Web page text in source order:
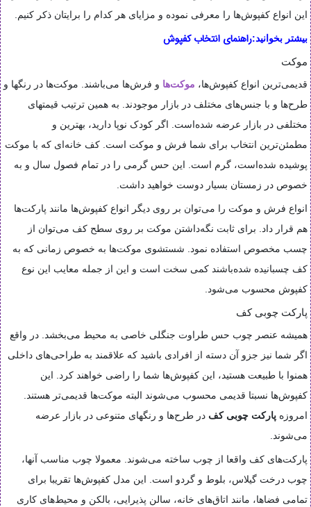
این انواع کفپوش‌ها را معرفی نموده و مزایای هر کدام را برایتان ذکر کنیم.
بیشتر بخوانید:راهنمای انتخاب کفپوش
موکت
قدیمی‌ترین انواع کفپوش‌ها، موکت‌ها و فرش‌ها می‌باشند. موکت‌ها در رنگها و
طرح‌ها و با جنس‌های مختلف در بازار موجودند. به همین ترتیب قیمتهای
مختلفی در بازار عرضه شده‌است. اگر کودک نوپا دارید، بهترین و
مطمئن‌ترین انتخاب برای شما فرش و موکت است. کف خانه‌ای که با موکت
پوشیده شده‌است، گرم است. این حس گرمی را در تمام فصول سال و به
خصوص در زمستان بسیار دوست خواهید داشت.
انواع فرش و موکت را می‌توان بر روی دیگر انواع کفپوش‌ها مانند پارکت‌ها
هم قرار داد. برای ثابت نگه‌داشتن موکت بر روی سطح کف می‌توان از
چسب مخصوص استفاده نمود. شستشوی موکت‌ها به خصوص زمانی که به
کف چسبانیده‌ شده‌باشند کمی سخت است و این از جمله معایب این نوع
کفپوش محسوب می‌شود.
پارکت چوبی کف
همیشه عنصر چوب حس طراوت جنگلی خاصی به محیط می‌بخشد. در واقع
اگر شما نیز جزو آن دسته از افرادی باشید که علاقمند به طراحی‌های داخلی
همنوا با طبیعت هستید، این کفپوش‌ها شما را راضی خواهند کرد. این
کفپوش‌ها نسبتا قدیمی محسوب می‌شوند البته موکت‌ها قدیمی‌تر هستند.
امروزه پارکت چوبی کف در طرح‌ها و رنگهای متنوعی در بازار عرضه
می‌شوند.
پارکت‌های کف واقعا از چوب ساخته می‌شوند. معمولا چوب مناسب آنها،
چوب درخت گیلاس، بلوط و گردو است. این مدل کفپوش‌ها تقریبا برای
تمامی فضاها، مانند اتاق‌های خانه، سالن پذیرایی، بالکن و محیط‌های کاری